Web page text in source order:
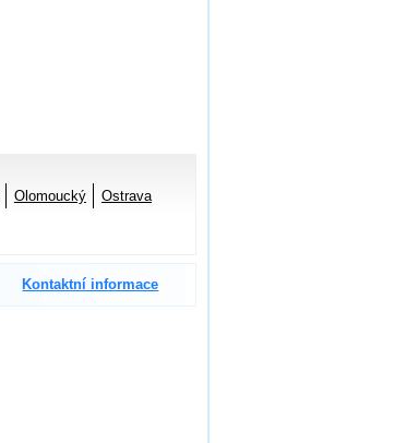
Olomoucký
Ostrava
Kontaktní informace